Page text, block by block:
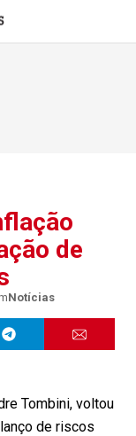
de
Notícias
Tombini, voltou
de riscos